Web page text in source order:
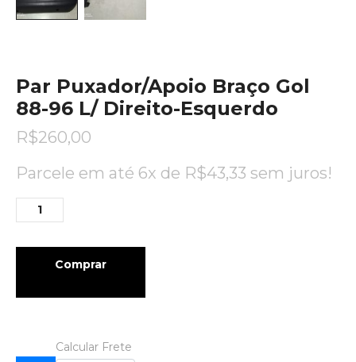
Par Puxador/Apoio Braço Gol
88-96 L/ Direito-Esquerdo
R$260,00
Parcele em até 6x de R$43,33 sem juros!
Comprar
Calcular Frete